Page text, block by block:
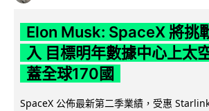
Elon Musk: SpaceX 將挑
入 目標明年數據中心上太
蓋全球170國
SpaceX 公佈最新第二季業績，受惠